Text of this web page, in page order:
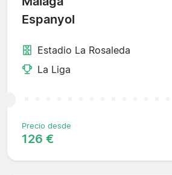
Espanyol
Estadio La Rosaleda
La Liga
Precio desde
126 €